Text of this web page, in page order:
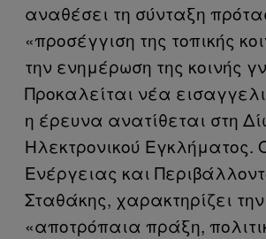
αναθέσει τη σύνταξη
«προσέγγιση της τοπικής
την ενημέρωση της κοινής
Προκαλείται νέα
η έρευνα ανατίθεται στη
Ηλεκτρονικού Εγκλήματος.
Ενέργειας και
Σταθάκης, χαρακτηρίζει
«αποτρόπαια πράξη,